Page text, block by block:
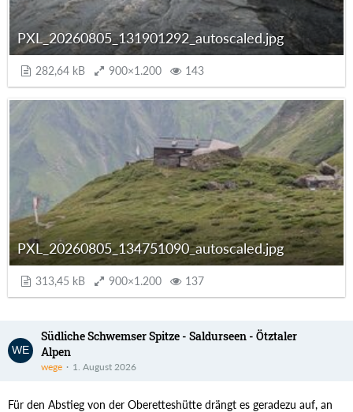
PXL_20260805_131901292_autoscaled.jpg
282,64 kB 900×1.200 143
PXL_20260805_134751090_autoscaled.jpg
313,45 kB 900×1.200 137
Südliche Schwemser Spitze - Saldurseen - Ötztaler
Alpen
wege 1. August 2026
Für den Abstieg von der Oberetteshütte drängt es geradezu auf, an